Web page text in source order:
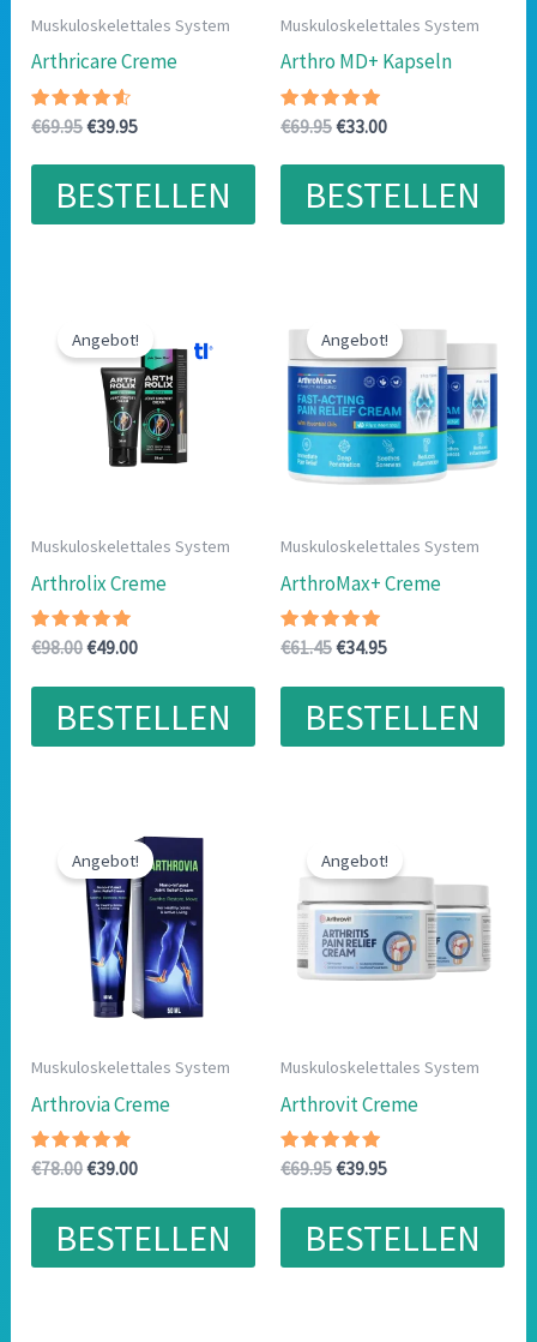
Muskuloskelettales System
Arthricare Creme
Bewertet
€69.95Ursprünglicher
war:
€69.95
€39.95Aktueller
ist:
€39.95.
BESTELLEN
Muskuloskelettales System
Arthro MD+ Kapseln
Bewertet
€69.95Ursprünglicher
war:
€69.95
€33.00Aktueller
ist:
€33.00.
BESTELLEN
Angebot!
Muskuloskelettales System
Arthrolix Creme
Bewertet
von 5
€98.00Ursprünglicher
war:
€98.00
€49.00Aktueller
ist:
€49.00.
BESTELLEN
Angebot!
Muskuloskelettales System
ArthroMax+ Creme
Bewertet
von 5
€61.45Ursprünglicher
war:
€61.45
€34.95Aktueller
ist:
€34.95.
BESTELLEN
Angebot!
Muskuloskelettales System
Arthrovia Creme
Bewertet
von 5
€78.00Ursprünglicher
war:
€78.00
€39.00Aktueller
ist:
€39.00.
BESTELLEN
Angebot!
Muskuloskelettales System
Arthrovit Creme
Bewertet
von 5
€69.95Ursprünglicher
war:
€69.95
€39.95Aktueller
ist:
€39.95.
BESTELLEN